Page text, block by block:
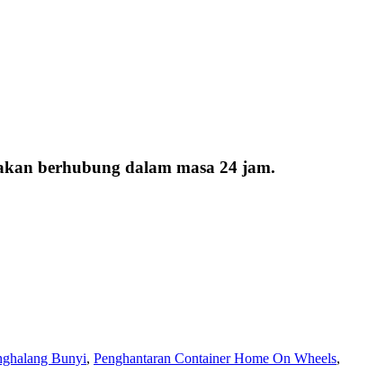
berhubung dalam masa 24 jam.
Bunyi, Penghantaran Container Home On Wheels,